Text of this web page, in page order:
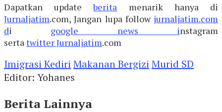
Dapatkan updateberita menarik hanya di
Jurnaljatim.com, Jangan lupa follow jurnaljatim.com
di google news instagram
serta twitterJurnaljatim.com
Imigrasi Kediri Makanan Bergizi Murid SD
Editor: Yohanes
Berita Lainnya